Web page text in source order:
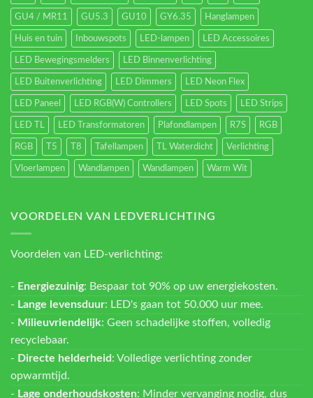
GU4 / MR11 GU5.3 GU10 GY6.35 Hanglampen
Huis en tuin Inbouwspots LED-lampen LED Accessoires
LED Bewegingsmelders LED Binnenverlichting
LED Buitenverlichting LED Dimmers LED Neon Flex
LED Paneel LED RGB(W) Controllers LED Spots LED Strips
LED TL LED Transformatoren Plafondlampen R7S RGB
RGB T5 T8 Tafellampen TL Waterdicht Verlichting
Vloerlampen Wandlampen Wandlampen Warm Wit
VOORDELEN VAN LEDVERLICHTING
Voordelen van LED-verlichting:
- Energiezuinig: Bespaar tot 90% op uw energiekosten.
- Lange levensduur: LED's gaan tot 50.000 uur mee.
- Milieuvriendelijk: Geen schadelijke stoffen, volledig
recyclebaar.
- Directe helderheid: Volledige verlichting zonder
opwarmtijd.
- Lage onderhoudskosten: Minder vervanging nodig, dus